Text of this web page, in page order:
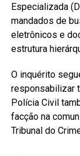
Especializada
mandados de
eletrônicos e
estrutura
O inquérito
responsabilizar
Polícia Civil
facção na
Tribunal do